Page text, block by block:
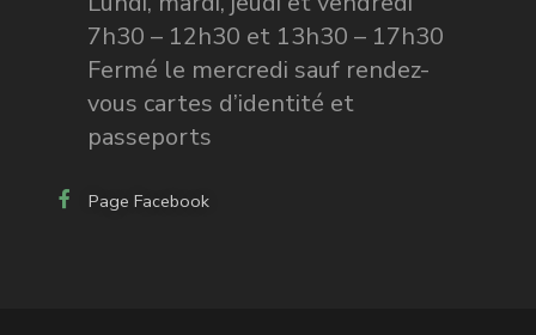
7h30 – 12h30 et 13h30 – 17h30
Fermé le mercredi sauf rendez-
vous cartes d’identité et
passeports
Page Facebook